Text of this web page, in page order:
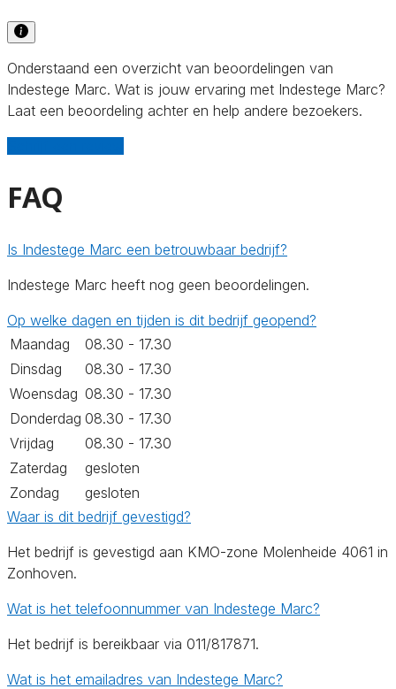
Onderstaand een overzicht van beoordelingen van
Indestege Marc. Wat is jouw ervaring met Indestege Marc?
Laat een beoordeling achter en help andere bezoekers.
FAQ
Is Indestege Marc een betrouwbaar bedrijf?
Indestege Marc heeft nog geen beoordelingen.
Op welke dagen en tijden is dit bedrijf geopend?
Maandag
08.30 - 17.30
Dinsdag
08.30 - 17.30
Woensdag 08.30 - 17.30
Donderdag 08.30 - 17.30
Vrijdag
08.30 - 17.30
Zaterdag
gesloten
Zondag
gesloten
Waar is dit bedrijf gevestigd?
Het bedrijf is gevestigd aan KMO-zone Molenheide 4061 in
Zonhoven.
Wat is het telefoonnummer van Indestege Marc?
Het bedrijf is bereikbaar via 011/817871.
Wat is het emailadres van Indestege Marc?